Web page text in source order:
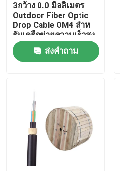
ผลิตภัณฑ์
วิดีโอ
แสดง VR
3กว้าง 0.0 มิลลิเมตร
Outdoor Fiber Optic
Drop Cable OM4 สําห
รับเครือข่ายความเร็วสูง
ส่งคำถาม